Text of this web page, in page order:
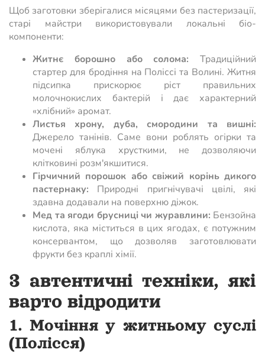
Щоб заготовки зберігалися місяцями без пастеризації,
старі майстри використовували локальні біо-
компоненти:
Житнє борошно або солома: Традиційний
стартер для бродіння на Поліссі та Волині. Житня
підсипка прискорює ріст правильних
молочнокислих бактерій і дає характерний
«хлібний» аромат.
Листья хрону, дуба, смородини та вишні:
Джерело танінів. Саме вони роблять огірки та
мочені яблука хрусткими, не дозволяючи
клітковині розм'якшитися.
Гірчичний порошок або свіжий корінь дикого
пастернаку: Природні пригнічувачі цвілі, які
здавна додавали на поверхню діжок.
Мед та ягоди брусниці чи журавлини: Бензойна
кислота, яка міститься в цих ягодах, є потужним
консервантом, що дозволяв заготовлювати
фрукти без краплі хімії.
3 автентичні техніки, які
варто відродити
1. Мочіння у житньому суслі
(Полісся)